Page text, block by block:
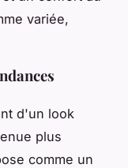
variée,
d'un look
plus
comme un